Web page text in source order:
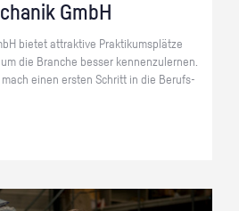
GmbH
bie­tet at­trak­ti­ve Prak­ti­kums­plät­ze
die Bran­che bes­ser ken­nen­zu­ler­nen.
mach einen ers­ten Schritt in die Be­rufs­